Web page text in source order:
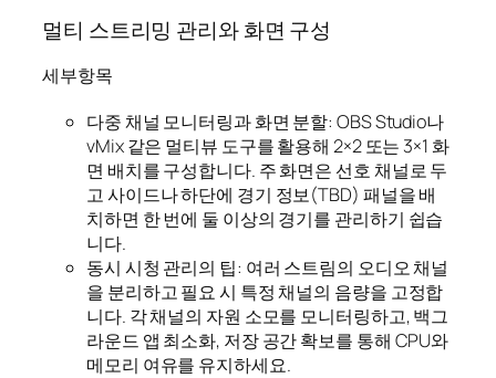
멀티 스트리밍 관리와 화면 구성
세부항목
다중 채널 모니터링과 화면 분할: OBS Studio나
vMix 같은 멀티뷰 도구를 활용해 2×2 또는 3×1 화
면 배치를 구성합니다. 주 화면은 선호 채널로 두
고 사이드나 하단에 경기 정보(TBD) 패널을 배
치하면 한 번에 둘 이상의 경기를 관리하기 쉽습
니다.
동시 시청 관리의 팁: 여러 스트림의 오디오 채널
을 분리하고 필요 시 특정 채널의 음량을 고정합
니다. 각 채널의 자원 소모를 모니터링하고, 백그
라운드 앱 최소화, 저장 공간 확보를 통해 CPU와
메모리 여유를 유지하세요.